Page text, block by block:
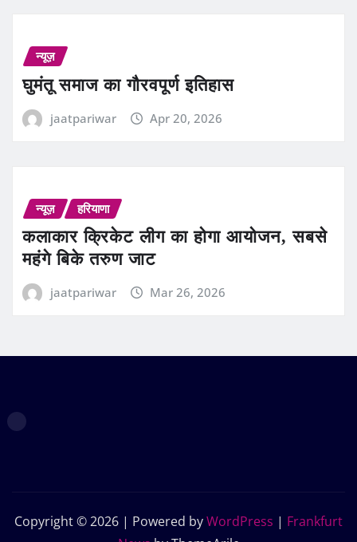
न्यूज़
घुमंतू समाज का गौरवपूर्ण इतिहास
jaatpariwar Apr 20, 2026
न्यूज़ हरियाणा
कलाकार क्रिकेट लीग का होगा आयोजन, सबसे
महंगे बिके तरुण जाट
jaatpariwar Mar 26, 2026
Copyright © 2026 | Powered byWordPress | Frankfurt